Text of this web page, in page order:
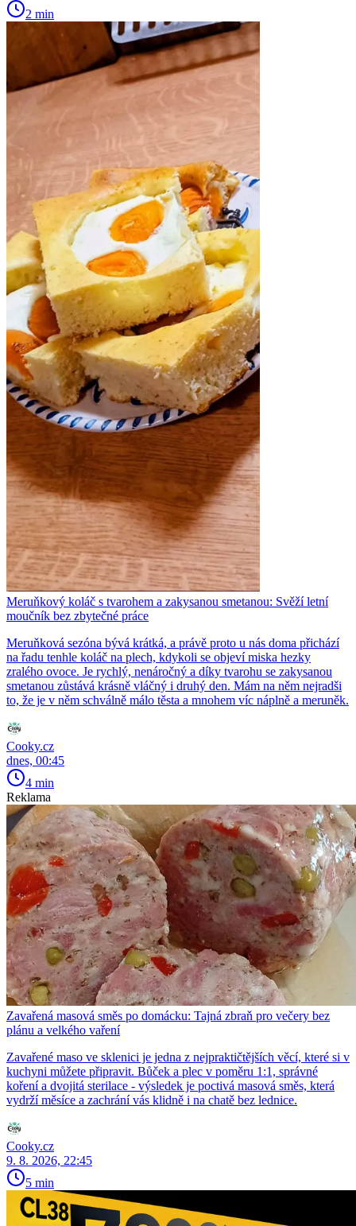
2 min
Meruňkový koláč s tvarohem a zakysanou smetanou: Svěží letní
moučník bez zbytečné práce
Meruňková sezóna bývá krátká, a právě proto u nás doma přichází
na řadu tenhle koláč na plech, kdykoli se objeví miska hezky
zralého ovoce. Je rychlý, nenáročný a díky tvarohu se zakysanou
smetanou zůstává krásně vláčný i druhý den. Mám na něm nejradši
to, že je v něm schválně málo těsta a mnohem víc náplně a meruněk.
Cooky.cz
dnes, 00:45
4 min
Reklama
Zavařená masová směs po domácku: Tajná zbraň pro večery bez
plánu a velkého vaření
Zavařené maso ve sklenici je jedna z nejpraktičtějších věcí, které si v
kuchyni můžete připravit. Bůček a plec v poměru 1:1, správné
koření a dvojitá sterilace - výsledek je poctivá masová směs, která
vydrží měsíce a zachrání vás klidně i na chatě bez lednice.
Cooky.cz
9. 8. 2026, 22:45
5 min